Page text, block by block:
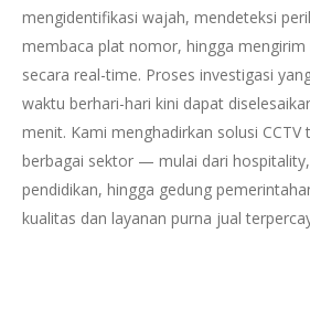
mengidentifikasi wajah, mendeteksi
membaca plat nomor, hingga
secara real-time. Proses investigasi
waktu berhari-hari kini dapat
menit. Kami menghadirkan solusi
berbagai sektor — mulai dari
pendidikan, hingga gedung
kualitas dan layanan purna jual